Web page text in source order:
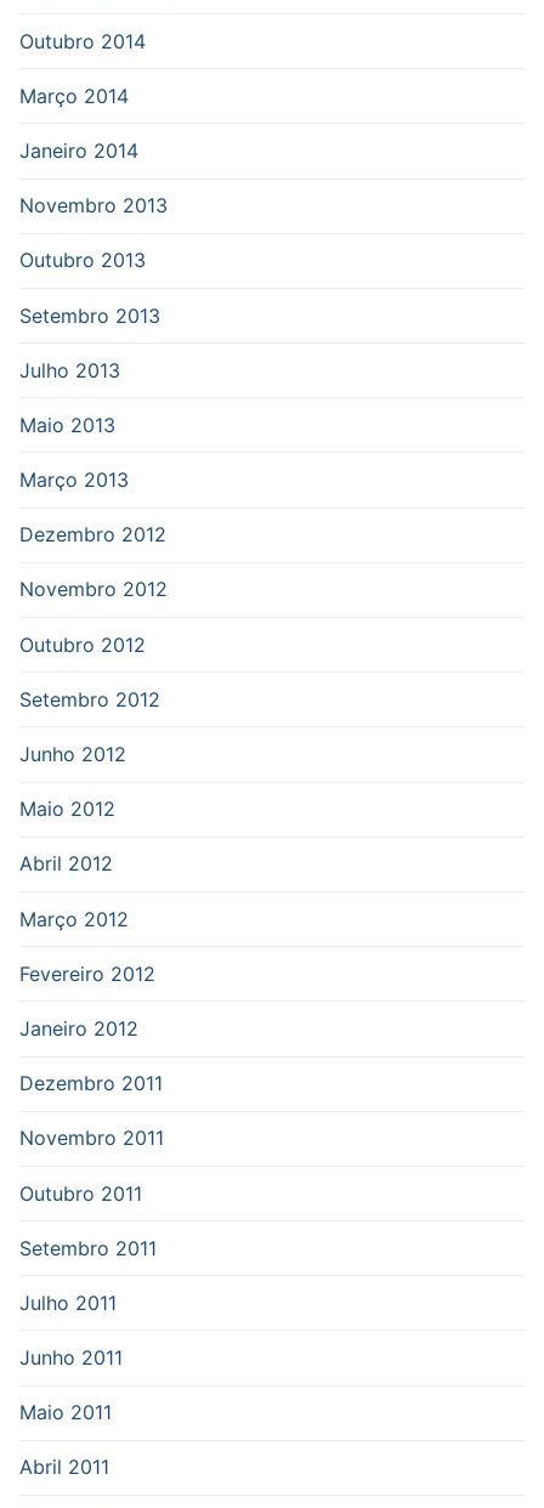
Outubro 2014
Março 2014
Janeiro 2014
Novembro 2013
Outubro 2013
Setembro 2013
Julho 2013
Maio 2013
Março 2013
Dezembro 2012
Novembro 2012
Outubro 2012
Setembro 2012
Junho 2012
Maio 2012
Abril 2012
Março 2012
Fevereiro 2012
Janeiro 2012
Dezembro 2011
Novembro 2011
Outubro 2011
Setembro 2011
Julho 2011
Junho 2011
Maio 2011
Abril 2011